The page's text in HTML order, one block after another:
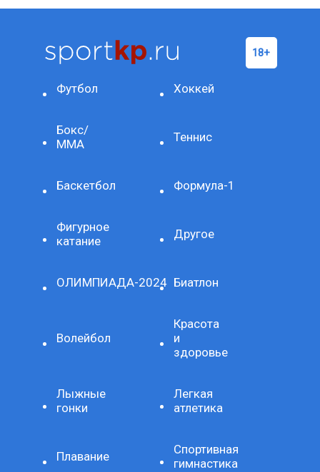
Футбол Хоккей
Бокс/
ММА
Теннис
Баскетбол Формула-1
Фигурное
катание
Другое
ОЛИМПИАДА-2024 Биатлон
Волейбол
Красота
и
здоровье
Лыжные
гонки
Легкая
атлетика
Плавание
Спортивная
гимнастика